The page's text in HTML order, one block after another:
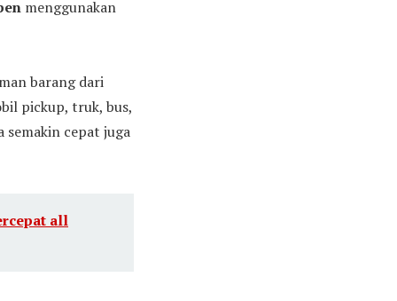
menggunakan
barang dari
pickup, truk, bus,
semakin cepat juga
all